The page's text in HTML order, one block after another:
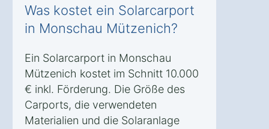
Was kostet ein Solarcarport
in Monschau Mützenich?
Ein Solarcarport in Monschau
Mützenich kostet im Schnitt 10.000
€ inkl. Förderung. Die Größe des
Carports, die verwendeten
Materialien und die Solaranlage